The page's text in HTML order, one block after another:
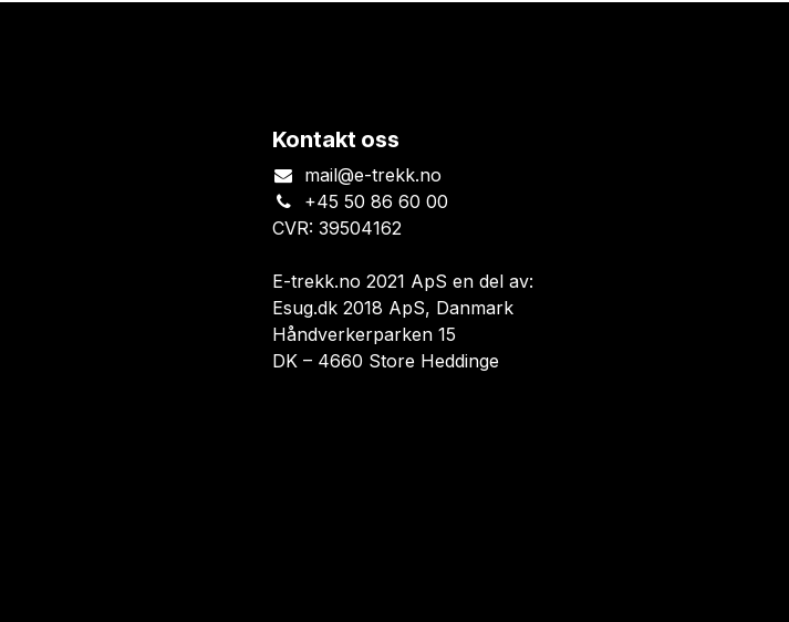
Kontakt oss
mail@e-trekk.no
+45 50 86 60 00
CVR: 39504162
E-trekk.no 2021 ApS en del av:
Esug.dk 2018 ApS, Danmark
Håndverkerparken 15
DK – 4660 Store Heddinge